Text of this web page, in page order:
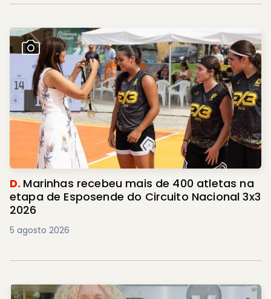
D. Marinhas recebeu mais de 400 atletas na
etapa de Esposende do Circuito Nacional 3x3
2026
5 agosto 2026